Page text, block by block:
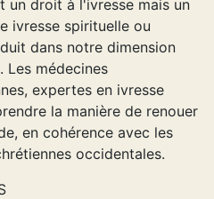
un droit à l'ivresse mais un
ivresse spirituelle ou
dans notre dimension
Les médecines
expertes en ivresse
la manière de renouer
en cohérence avec les
occidentales.